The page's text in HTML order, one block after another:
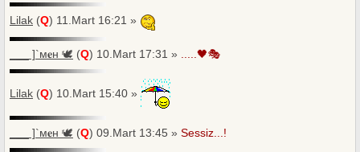
Lilak (Q) 11.Mart 16:21 »
___ ]`м𝐞н 🕊 (Q) 10.Mart 17:31 » .....🖤🎭
Lilak (Q) 10.Mart 15:40 »
___ ]`м𝐞н 🕊 (Q) 09.Mart 13:45 » Sessiz...!